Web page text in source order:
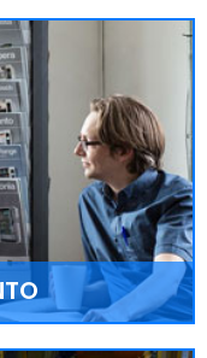
aprendizaje es
profesionales en
crecimiento.